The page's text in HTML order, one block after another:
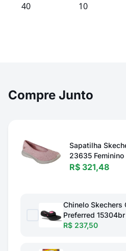
40 10
Compre Junto
Sapatilha
23635 Feminino
R$ 321,48
Chinelo Skechers
Preferred
R$ 237,50